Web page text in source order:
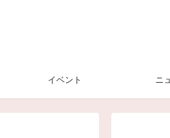
イベント ニ